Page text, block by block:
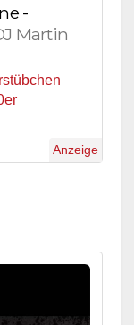
-
Martin
Anzeige